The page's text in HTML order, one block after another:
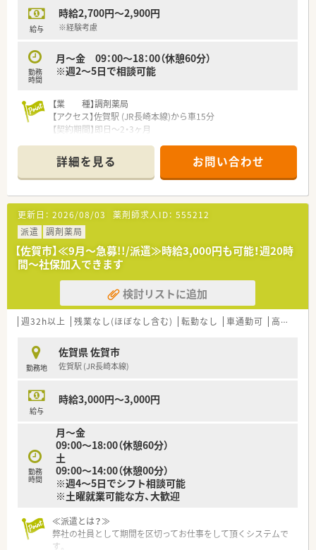
給与
時給2,700円～2,900円
※経験考慮
勤務
時間
月～金 09：00～18：00（休憩60分）
※週2～5日で相談可能
【業 種】調剤薬局
【アクセス】佐賀駅 (JR長崎本線)から車15分
【契約期間】即日～2・3ヶ月
【勤務時間】月～金 09：00～18：00（休憩60分） ※週2～5日で
相談可
【応需科目】広域
【人員体制】薬剤師 常勤2名 事務3名
********************************
＼手厚いサポートが魅力のファルマスタッフ／
■万全のサポート体制：2名体制で担当がつきしっかりサポート！
■各種保険を完備：社会保険(週20時間以上)/雇用保険/薬剤師賠
償責任保険
■充実の休暇制度：有給休暇(6ヶ月以上勤務)、夏季休暇、慶弔休
暇など
まずはお気軽にお問い合わせください。
詳細を見る お問い合わせ
更新日： 2026/08/03 薬剤師求人ID： 555212
派遣
調剤薬局
【佐賀市】≪9月～急募!!/派遣≫時給3,000円も可能！週20時
間～社保加入できます
検討リストに追加
週32h以上 残業なし(ほぼなし含む) 転勤なし 車通勤可 高時給(2,500円以上)
勤務地
佐賀県 佐賀市
佐賀駅 (JR長崎本線)
給与
時給3,000円～3,000円
勤務
時間
月～金
09:00～18:00（休憩60分）
土
09:00～14:00（休憩00分）
※週4～5日でシフト相談可能
※土曜就業可能な方、大歓迎
≪派遣とは？≫
弊社の社員として期間を区切ってお仕事をして頂くシステムで
す。